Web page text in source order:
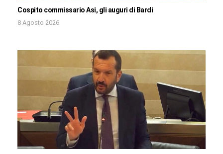
Cospito commissario Asi, gli auguri di Bardi
8 Agosto 2026